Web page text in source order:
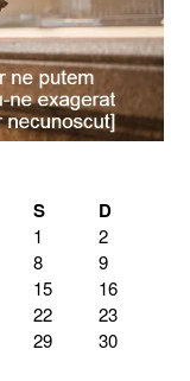
S D
1
2
8
9
15
16
22
23
29
30